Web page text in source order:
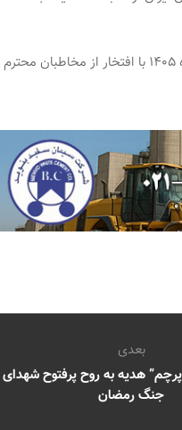
بر همین اساس خانه هنرمندان ایران از ساعت ۱۴ روز یکشنبه ۲۱ تیرماه ۱۴۰۵ با افتخار از مخاطبان محترم
بعدی
هدیه به روح پرفتوح شهدای
جنگ رمضان